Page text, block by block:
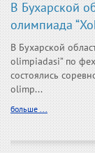
В Бухарской
олимпиада
В Бухарской
olimpiadasi” по
состоялись
olimp...
больше ...